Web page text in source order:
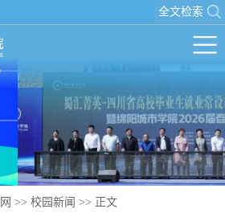
全文检索
>> 校园新闻 >> 正文